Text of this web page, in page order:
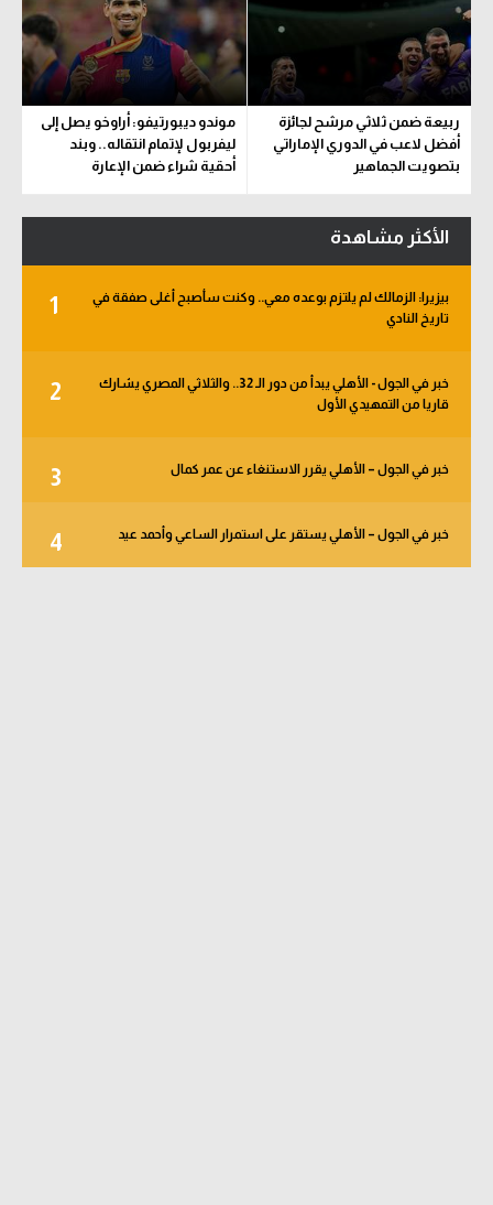
ربيعة ضمن ثلاثي مرشح لجائزة
أفضل لاعب في الدوري الإماراتي
بتصويت الجماهير
موندو ديبورتيفو: أراوخو يصل إلى
ليفربول لإتمام انتقاله.. وبند
أحقية شراء ضمن الإعارة
الأكثر مشاهدة
1
بيزيرا: الزمالك لم يلتزم بوعده معي.. وكنت سأصبح أغلى صفقة في
تاريخ النادي
2
خبر في الجول - الأهلي يبدأ من دور الـ 32.. والثلاثي المصري يشارك
قاريا من التمهيدي الأول
3 خبر في الجول – الأهلي يقرر الاستنغاء عن عمر كمال
4 خبر في الجول – الأهلي يستقر على استمرار الساعي وأحمد عيد